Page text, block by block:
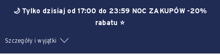
🌙 Tylko dzisiaj od 17:00 do 23:59 NOC ZAKUPÓW -20%
rabatu ⭐
Szczegóły i wyjątki